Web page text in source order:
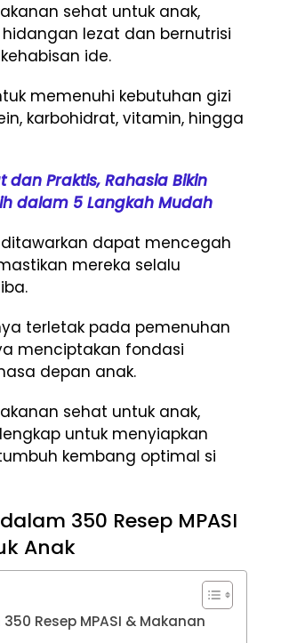
sehat untuk anak,
lezat dan bernutrisi
ide.
memenuhi kebutuhan gizi
karbohidrat, vitamin, hingga
dan Praktis, Rahasia Bikin
dalam 5 Langkah Mudah
dapat mencegah
mereka selalu
terletak pada pemenuhan
menciptakan fondasi
depan anak.
sehat untuk anak,
untuk menyiapkan
kembang optimal si
350 Resep MPASI
Anak
Resep MPASI & Makanan